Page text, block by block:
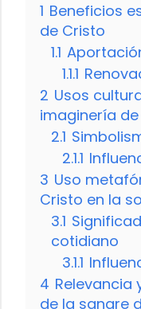
1 Beneficios
de Cristo
1.1
1.1.1
2 Usos
imaginería
2.1
2.1.1
3 Uso
Cristo en la
3.1
cotidiano
3.1.1
4 Relevancia
de la sangre